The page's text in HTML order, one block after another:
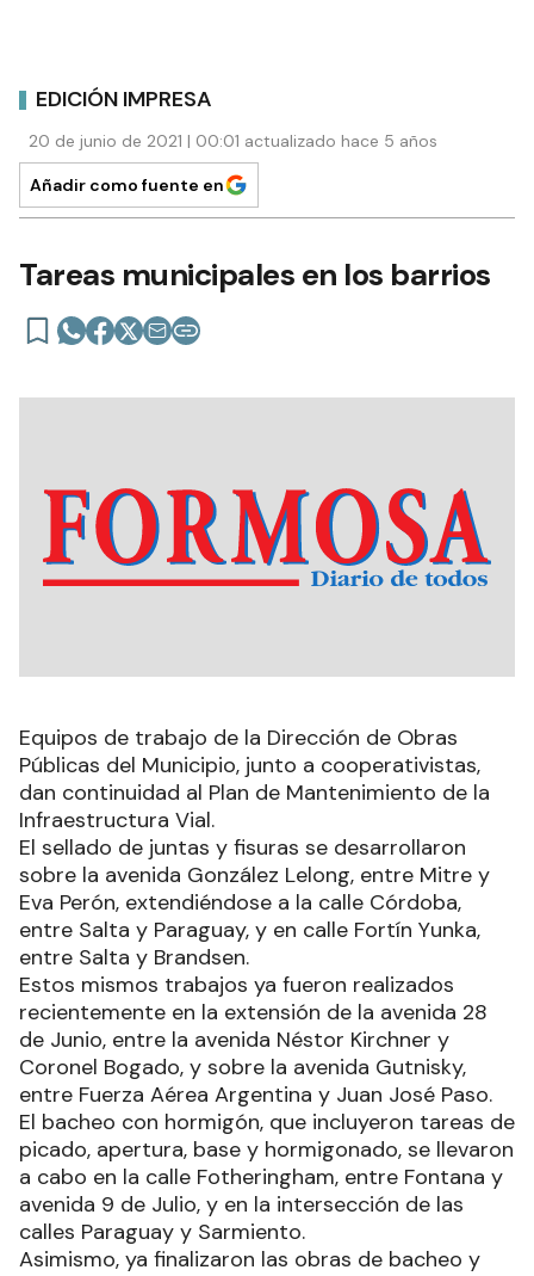
EDICIÓN IMPRESA
20 de junio de 2021 | 00:01 actualizado hace 5 años
Añadir como fuente en
Tareas municipales en los barrios
Equipos de trabajo de la Dirección de Obras
Públicas del Municipio, junto a cooperativistas,
dan continuidad al Plan de Mantenimiento de la
Infraestructura Vial.
El sellado de juntas y fisuras se desarrollaron
sobre la avenida González Lelong, entre Mitre y
Eva Perón, extendiéndose a la calle Córdoba,
entre Salta y Paraguay, y en calle Fortín Yunka,
entre Salta y Brandsen.
Estos mismos trabajos ya fueron realizados
recientemente en la extensión de la avenida 28
de Junio, entre la avenida Néstor Kirchner y
Coronel Bogado, y sobre la avenida Gutnisky,
entre Fuerza Aérea Argentina y Juan José Paso.
El bacheo con hormigón, que incluyeron tareas de
picado, apertura, base y hormigonado, se llevaron
a cabo en la calle Fotheringham, entre Fontana y
avenida 9 de Julio, y en la intersección de las
calles Paraguay y Sarmiento.
Asimismo, ya finalizaron las obras de bacheo y